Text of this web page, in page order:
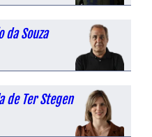
da Souza
de Ter Stegen